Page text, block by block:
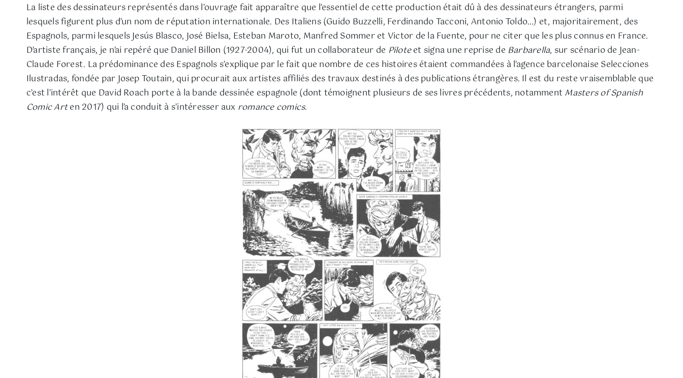
La liste des dessinateurs représentés dans l’ouvrage fait apparaître que l’essentiel de cette production était dû à des dessinateurs étrangers, parmi
lesquels figurent plus d’un nom de réputation internationale. Des Italiens (Guido Buzzelli, Ferdinando Tacconi, Antonio Toldo…) et, majoritairement, des
Espagnols, parmi lesquels Jesús Blasco, José Bielsa, Esteban Maroto, Manfred Sommer et Victor de la Fuente, pour ne citer que les plus connus en France.
D’artiste français, je n’ai repéré que Daniel Billon (1927-2004), qui fut un collaborateur de Piloteet signa une reprise de Barbarella, sur scénario de Jean-
Claude Forest. La prédominance des Espagnols s’explique par le fait que nombre de ces histoires étaient commandées à l’agence barcelonaise Selecciones
Ilustradas, fondée par Josep Toutain, qui procurait aux artistes affiliés des travaux destinés à des publications étrangères. Il est du reste vraisemblable que
c’est l’intérêt que David Roach porte à la bande dessinée espagnole (dont témoignent plusieurs de ses livres précédents, notammentMasters of Spanish
Comic Arten 2017) qui l’a conduit à s’intéresser aux romance comics.